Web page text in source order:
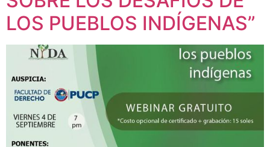
LOS PUEBLOS INDÍGENAS”